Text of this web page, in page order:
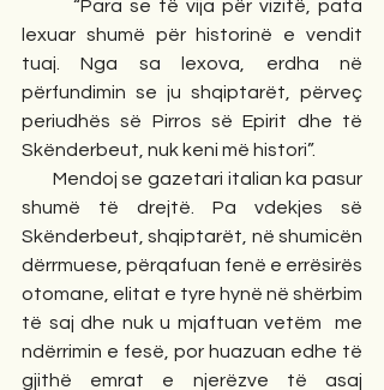
lexuar shumë për historinë e vendit
tuaj. Nga sa lexova, erdha në
përfundimin se ju shqiptarët, përveç
periudhës së Pirros së Epirit dhe të
Skënderbeut, nuk keni më histori”.
shumë të drejtë. Pa vdekjes së
Skënderbeut, shqiptarët, në shumicën
dërrmuese, përqafuan fenë e errësirës
otomane, elitat e tyre hynë në shërbim
të saj dhe nuk u mjaftuan vetëm  me
ndërrimin e fesë, por huazuan edhe të
gjithë emrat e njerëzve të asaj